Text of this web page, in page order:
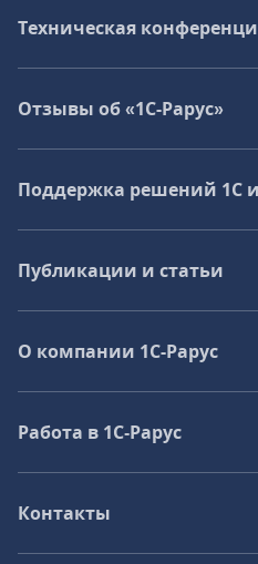
Техническая
Отзывы об «1С-Рарус»
Поддержка решений 1С и
Публикации и статьи
О компании 1C-Рарус
Работа в 1С‑Рарус
Контакты